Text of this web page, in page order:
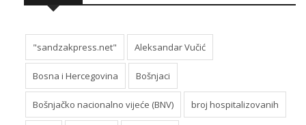
"sandzakpress.net" Aleksandar Vučić
Bosna i Hercegovina Bošnjaci
Bošnjačko nacionalno vijeće (BNV) broj hospitalizovanih